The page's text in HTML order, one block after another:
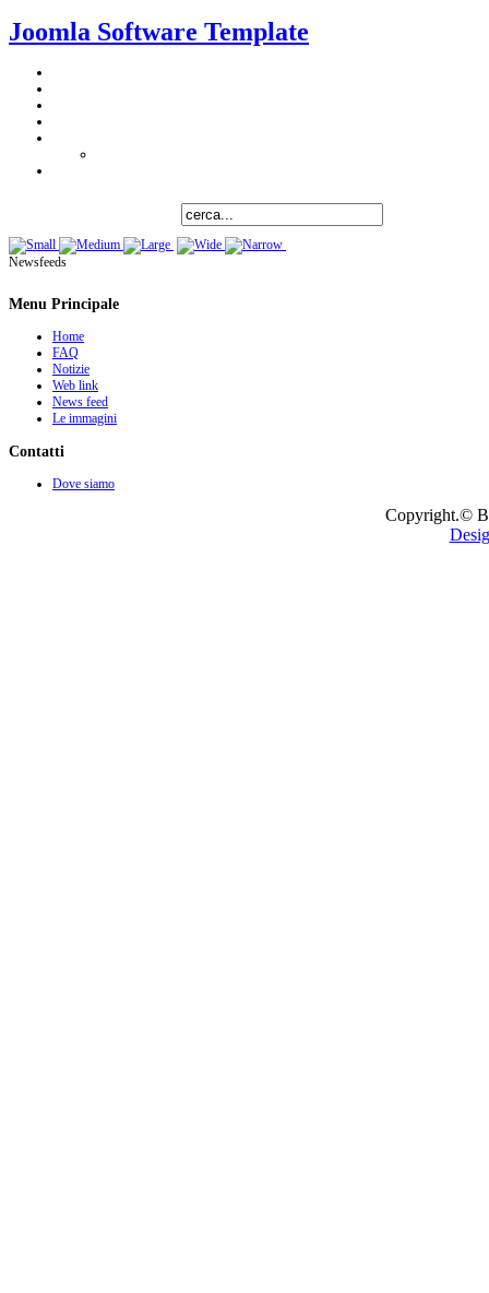
Joomla Software Template
Newsfeeds
Menu Principale
Home
FAQ
Notizie
Web link
News feed
Le immagini
Contatti
Dove siamo
Copyright.©